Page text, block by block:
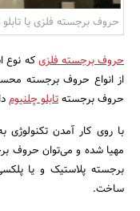
حروف برجسته فلزی یا
حروف برجسته فلزیکه نوع
از انواع حروف برجسته
حروف برجستهتابلو چلنیوم
با روی کار آمدن تکنولوژی
مهیا شده و می‌توان حروف
برجسته پلاستیک و یا
ساخت.